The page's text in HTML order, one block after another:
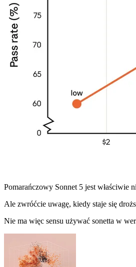
Pomarańczowy Sonnet 5 jest właściwie
Ale zwróćcie uwagę, kiedy staje się
Nie ma więc sensu używać sonetta w